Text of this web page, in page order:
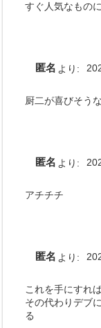
すぐ人気なもの
匿名 より:
厨二が喜びそう
匿名 より:
アチチチ
匿名 より:
これを手にすれ
その代わりデブ
る